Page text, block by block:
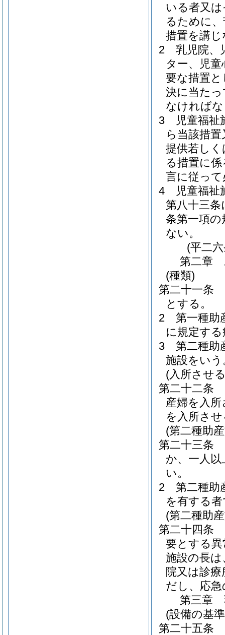
いる者又
るために
措置を講
2
乳児院、
ター、児
要な措置
決に当た
なければ
3
児童福
ら当該措
提供若し
る措置に
言に従っ
4
児童福祉
第八十三条
条第一項
ない。
(平二
第二章
(種類)
第二十一条
とする。
2
第一種助
に規定す
3
第二種助
施設をいう
(入所させ
第二十二条
産婦を入
を入所さ
(第二種助
第二十三条
か、一人
い。
2
第二種助
を有する
(第二種助
第二十四条
要とする
施設の長
院又は診
だし、応
第三章
(設備の基
第二十五条